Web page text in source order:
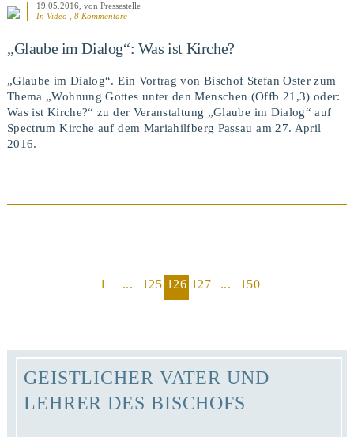
19.05.2016 , von Pressestelle
In Video , 8 Kommentare
„Glaube im Dialog“: Was ist Kirche?
„Glaube im Dialog“. Ein Vortrag von Bischof Stefan Oster zum
Thema „Wohnung Gottes unter den Menschen (Offb 21,3) oder:
Was ist Kirche?“ zu der Veranstaltung „Glaube im Dialog“ auf
Spectrum Kirche auf dem Mariahilfberg Passau am 27. April
2016.
1 ... 125 126 127 ... 150
GEISTLICHER VATER UND
LEHRER DES BISCHOFS